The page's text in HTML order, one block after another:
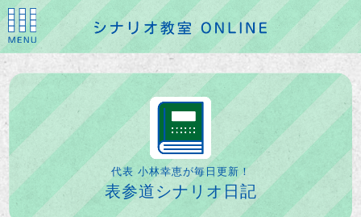
代表 小林幸恵が毎日更新！
表参道シナリオ日記